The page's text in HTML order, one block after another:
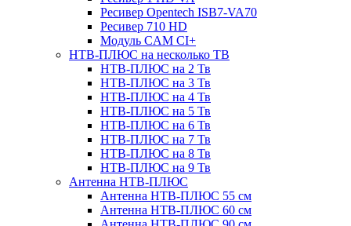
Ресивер Opentech ISB7-VA70
Ресивер 710 HD
Модуль CAM CI+
НТВ-ПЛЮС на несколько ТВ
НТВ-ПЛЮС на 2 Тв
НТВ-ПЛЮС на 3 Тв
НТВ-ПЛЮС на 4 Тв
НТВ-ПЛЮС на 5 Тв
НТВ-ПЛЮС на 6 Тв
НТВ-ПЛЮС на 7 Тв
НТВ-ПЛЮС на 8 Тв
НТВ-ПЛЮС на 9 Тв
Антенна НТВ-ПЛЮС
Антенна НТВ-ПЛЮС 55 см
Антенна НТВ-ПЛЮС 60 см